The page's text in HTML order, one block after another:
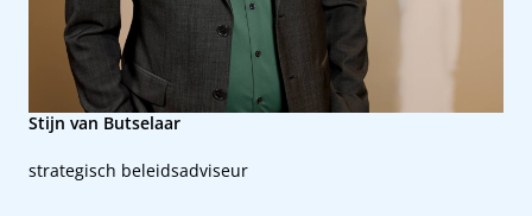
strategisch beleidsadviseur
Stijn van Butselaar